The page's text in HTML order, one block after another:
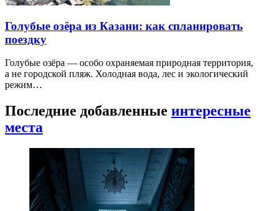
Голубые озёра из Казани: как спланировать
поездку
Голубые озёра — особо охраняемая природная территория,
а не городской пляж. Холодная вода, лес и экологический
режим…
Последние добавленные интересные
места